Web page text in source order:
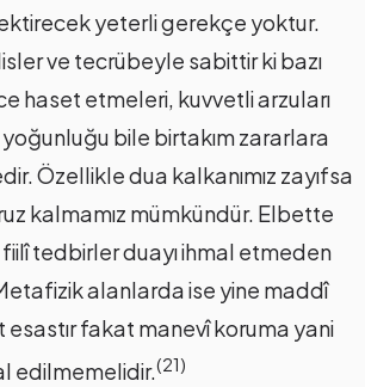
yeterli gerekçe yoktur.
ve tecrübeyle sabittir ki bazı
haset etmeleri, kuvvetli arzuları
bile birtakım zararlara
Özellikle dua kalkanımız zayıfsa
kalmamız mümkündür. Elbette
tedbirler duayı ihmal etmeden
Metafizik alanlarda ise yine maddî
fakat manevî koruma yani
edilmemelidir.(21)